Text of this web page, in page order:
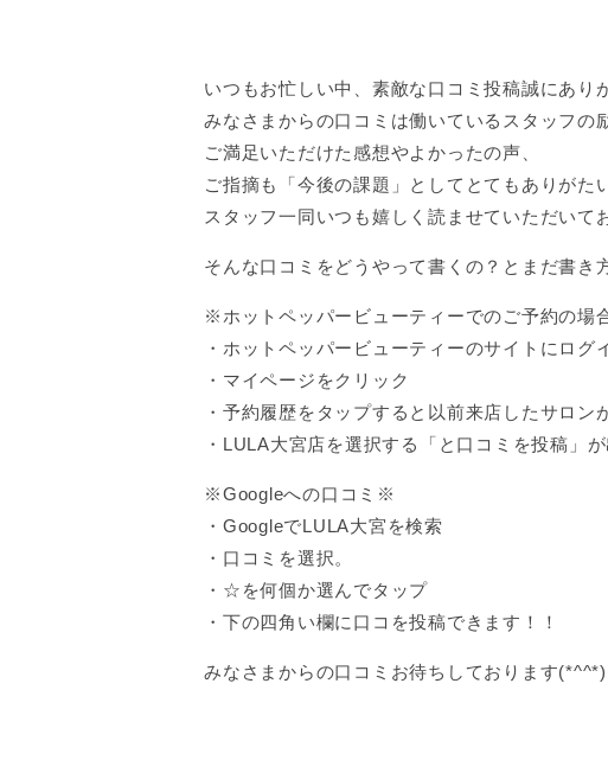
いつもお忙しい中、素敵な口コミ投稿誠にあり
みなさまからの口コミは働いているスタッフの
ご満足いただけた感想やよかったの声、
ご指摘も「今後の課題」としてとてもありがた
スタッフ一同いつも嬉しく読ませていただいて
そんな口コミをどうやって書くの？とまだ書き
※ホットペッパービューティーでのご予約の場
・ホットペッパービューティーのサイトにログ
・マイページをクリック
・予約履歴をタップすると以前来店したサロン
・LULA大宮店を選択する「と口コミを投稿」
※Googleへの口コミ※
・GoogleでLULA大宮を検索
・口コミを選択。
・☆を何個か選んでタップ
・下の四角い欄に口コを投稿できます！！
みなさまからの口コミお待ちしております(*^^*)